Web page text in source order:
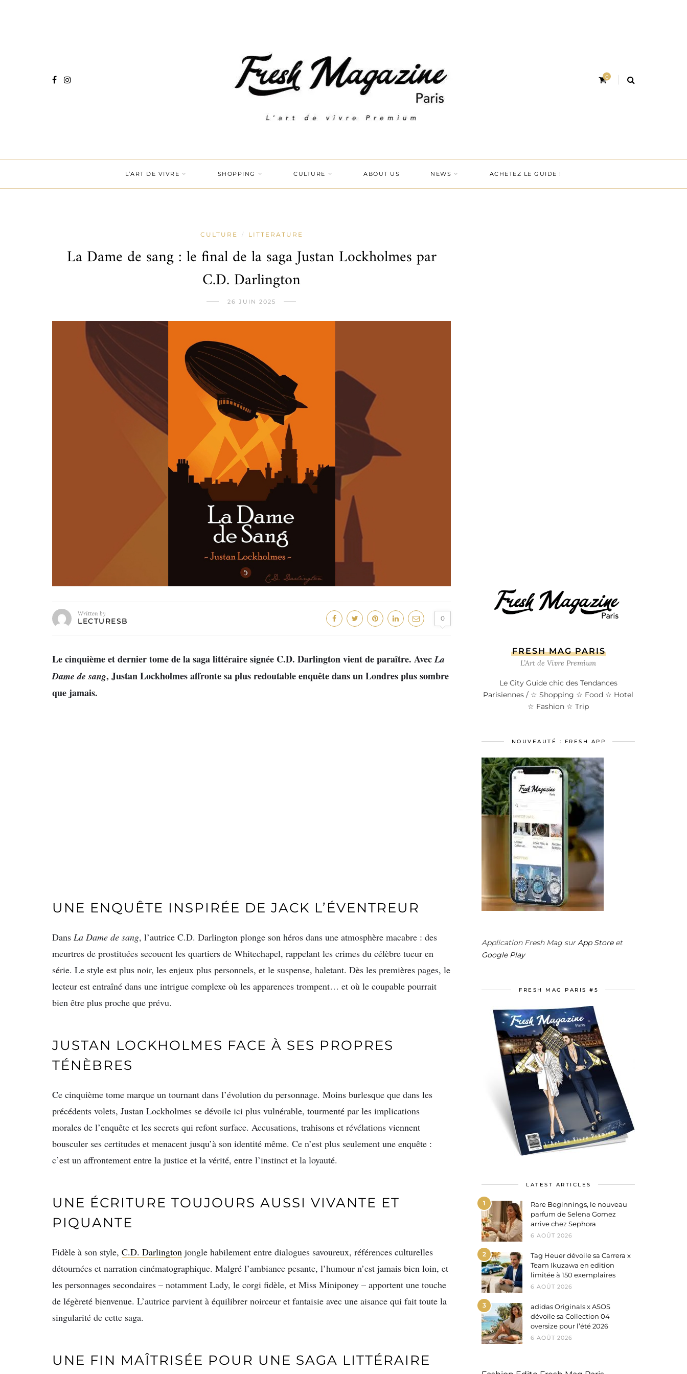
0
L’ART DE VIVRE SHOPPING CULTURE ABOUT US NEWS ACHETEZ LE GUIDE !
CULTURE / LITTERATURE
La Dame de sang : le final de la saga Justan Lockholmes par
C.D. Darlington
26 JUIN 2025
Written by
LECTURESB 0
Le cinquième et dernier tome de la saga littéraire signée C.D. Darlington vient de paraître. AvecLa
Dame de sang, Justan Lockholmes affronte sa plus redoutable enquête dans un Londres plus sombre
que jamais.
UNE ENQUÊTE INSPIRÉE DE JACK L’ÉVENTREUR
Dans La Dame de sang, l’autrice C.D. Darlington plonge son héros dans une atmosphère macabre : des
meurtres de prostituées secouent les quartiers de Whitechapel, rappelant les crimes du célèbre tueur en
série. Le style est plus noir, les enjeux plus personnels, et le suspense, haletant. Dès les premières pages, le
lecteur est entraîné dans une intrigue complexe où les apparences trompent… et où le coupable pourrait
bien être plus proche que prévu.
JUSTAN LOCKHOLMES FACE À SES PROPRES
TÉNÈBRES
Ce cinquième tome marque un tournant dans l’évolution du personnage. Moins burlesque que dans les
précédents volets, Justan Lockholmes se dévoile ici plus vulnérable, tourmenté par les implications
morales de l’enquête et les secrets qui refont surface. Accusations, trahisons et révélations viennent
bousculer ses certitudes et menacent jusqu’à son identité même. Ce n’est plus seulement une enquête :
c’est un affrontement entre la justice et la vérité, entre l’instinct et la loyauté.
UNE ÉCRITURE TOUJOURS AUSSI VIVANTE ET
PIQUANTE
Fidèle à son style, C.D. Darlington jongle habilement entre dialogues savoureux, références culturelles
détournées et narration cinématographique. Malgré l’ambiance pesante, l’humour n’est jamais bien loin, et
les personnages secondaires – notamment Lady, le corgi fidèle, et Miss Miniponey – apportent une touche
de légèreté bienvenue. L’autrice parvient à équilibrer noirceur et fantaisie avec une aisance qui fait toute la
singularité de cette saga.
UNE FIN MAÎTRISÉE POUR UNE SAGA LITTÉRAIRE
FRESH MAG PARIS
L’Art de Vivre Premium
Le City Guide chic des Tendances
Parisiennes / ☆ Shopping ☆ Food ☆ Hotel
☆ Fashion ☆ Trip
NOUVEAUTÉ : FRESH APP
Application Fresh Mag surApp Storeet
Google Play
FRESH MAG PARIS #5
LATEST ARTICLES
1
Rare Beginnings, le nouveau
parfum de Selena Gomez
arrive chez Sephora
6 AOÛT 2026
2
Tag Heuer dévoile sa Carrera x
Team Ikuzawa en edition
limitée à 150 exemplaires
6 AOÛT 2026
3
adidas Originals x ASOS
dévoile sa Collection 04
oversize pour l’été 2026
6 AOÛT 2026